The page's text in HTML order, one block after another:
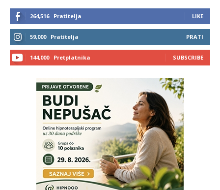
264,516 Pratitelja LIKE
59,000 Pratitelja PRATI
144,000 Pretplatnika SUBSCRIBE